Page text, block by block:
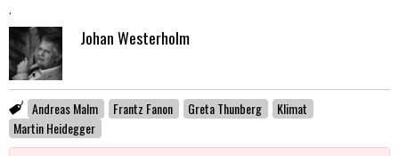
.
Johan Westerholm
Andreas Malm Frantz Fanon Greta Thunberg
Klimat
Martin Heidegger